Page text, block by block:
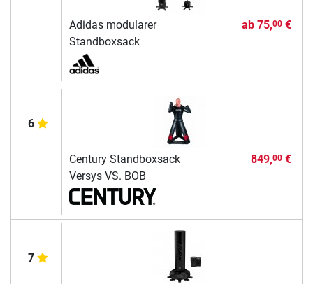
Adidas modularer
Standboxsack
ab 75,00€
6
Century Standboxsack
Versys VS. BOB
849,00€
7